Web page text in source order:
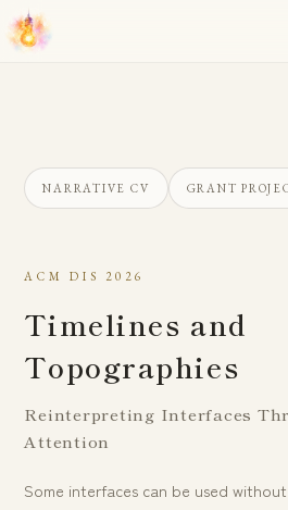
NARRATIVE CV GRANT
ACM DIS 2026
Timelines and
Topographies
Reinterpreting Interfaces
Attention
Some interfaces can be used